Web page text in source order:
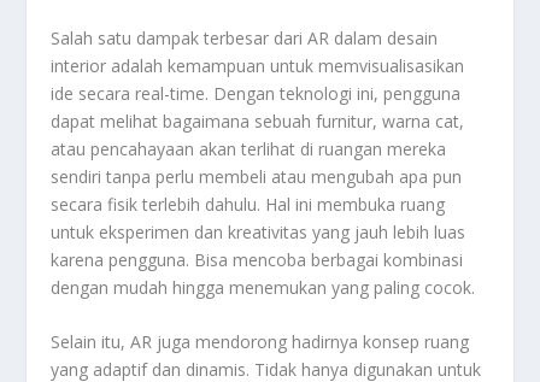
Salah satu dampak terbesar dari AR dalam desain
interior adalah kemampuan untuk memvisualisasikan
ide secara real-time. Dengan teknologi ini, pengguna
dapat melihat bagaimana sebuah furnitur, warna cat,
atau pencahayaan akan terlihat di ruangan mereka
sendiri tanpa perlu membeli atau mengubah apa pun
secara fisik terlebih dahulu. Hal ini membuka ruang
untuk eksperimen dan kreativitas yang jauh lebih luas
karena pengguna. Bisa mencoba berbagai kombinasi
dengan mudah hingga menemukan yang paling cocok.
Selain itu, AR juga mendorong hadirnya konsep ruang
yang adaptif dan dinamis. Tidak hanya digunakan untuk